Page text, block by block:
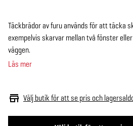
Välj butik för att se pris och
Täckbrädor av furu används för att täcka
exempelvis skarvar mellan två fönster
väggen.
Läs mer